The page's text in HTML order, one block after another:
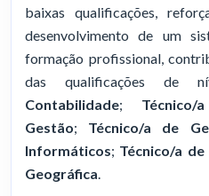
baixas qualificações,
desenvolvimento de um
formação profissional,
das qualificações de
Contabilidade;
Gestão; Técnico/a de
Informáticos; Técnico/a
Geográfica.